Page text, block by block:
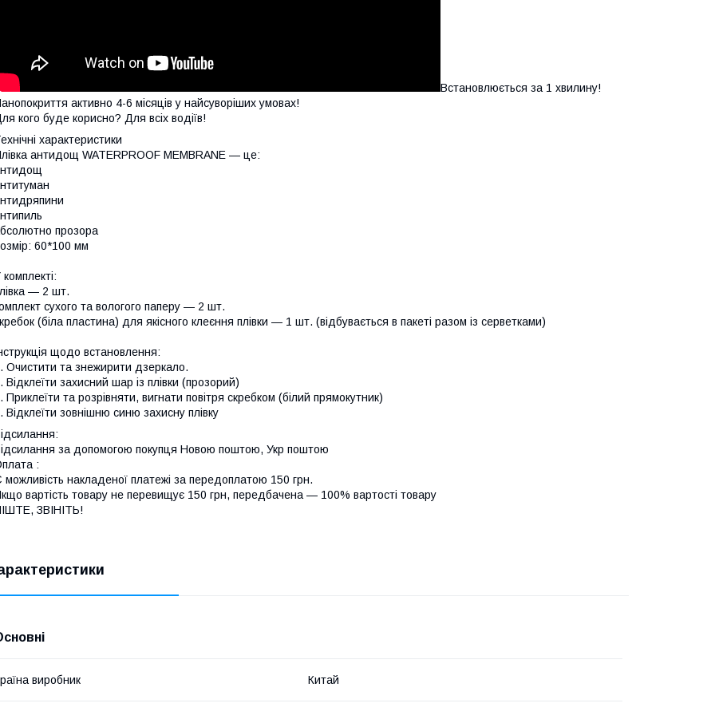
Встановлюється за 1 хвилину!
активно 4-6 місяців у найсуворіших умовах!
кого буде корисно? Для всіх водіїв!
характеристики
антидощ WATERPROOF MEMBRANE — це:
прозора
60*100 мм
комплекті:
— 2 шт.
сухого та вологого паперу — 2 шт.
(біла пластина) для якісного клеєння плівки — 1 шт. (відбувається в пакеті разом із серветками)
щодо встановлення:
Очистити та знежирити дзеркало.
Відклеїти захисний шар із плівки (прозорий)
Приклеїти та розрівняти, вигнати повітря скребком (білий прямокутник)
Відклеїти зовнішню синю захисну плівку
за допомогою покупця Новою поштою, Укр поштою
:
можливість накладеної платежі за передоплатою 150 грн.
вартість товару не перевищує 150 грн, передбачена — 100% вартості товару
ЗВІНІТЬ!
виробник Китай